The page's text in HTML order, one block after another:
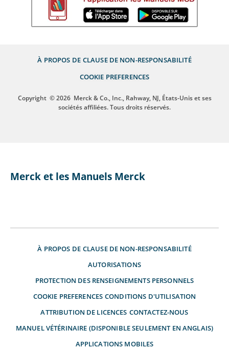
À PROPOS DE CLAUSE DE NON-RESPONSABILITÉ
COOKIE PREFERENCES
Copyright © 2026 Merck & Co., Inc., Rahway, NJ, États-Unis et ses
sociétés affiliées. Tous droits réservés.
Merck et les Manuels Merck
À PROPOS DE CLAUSE DE NON-RESPONSABILITÉ
AUTORISATIONS
PROTECTION DES RENSEIGNEMENTS PERSONNELS
COOKIE PREFERENCES CONDITIONS D'UTILISATION
ATTRIBUTION DE LICENCES CONTACTEZ-NOUS
MANUEL VÉTÉRINAIRE (DISPONIBLE SEULEMENT EN ANGLAIS)
APPLICATIONS MOBILES